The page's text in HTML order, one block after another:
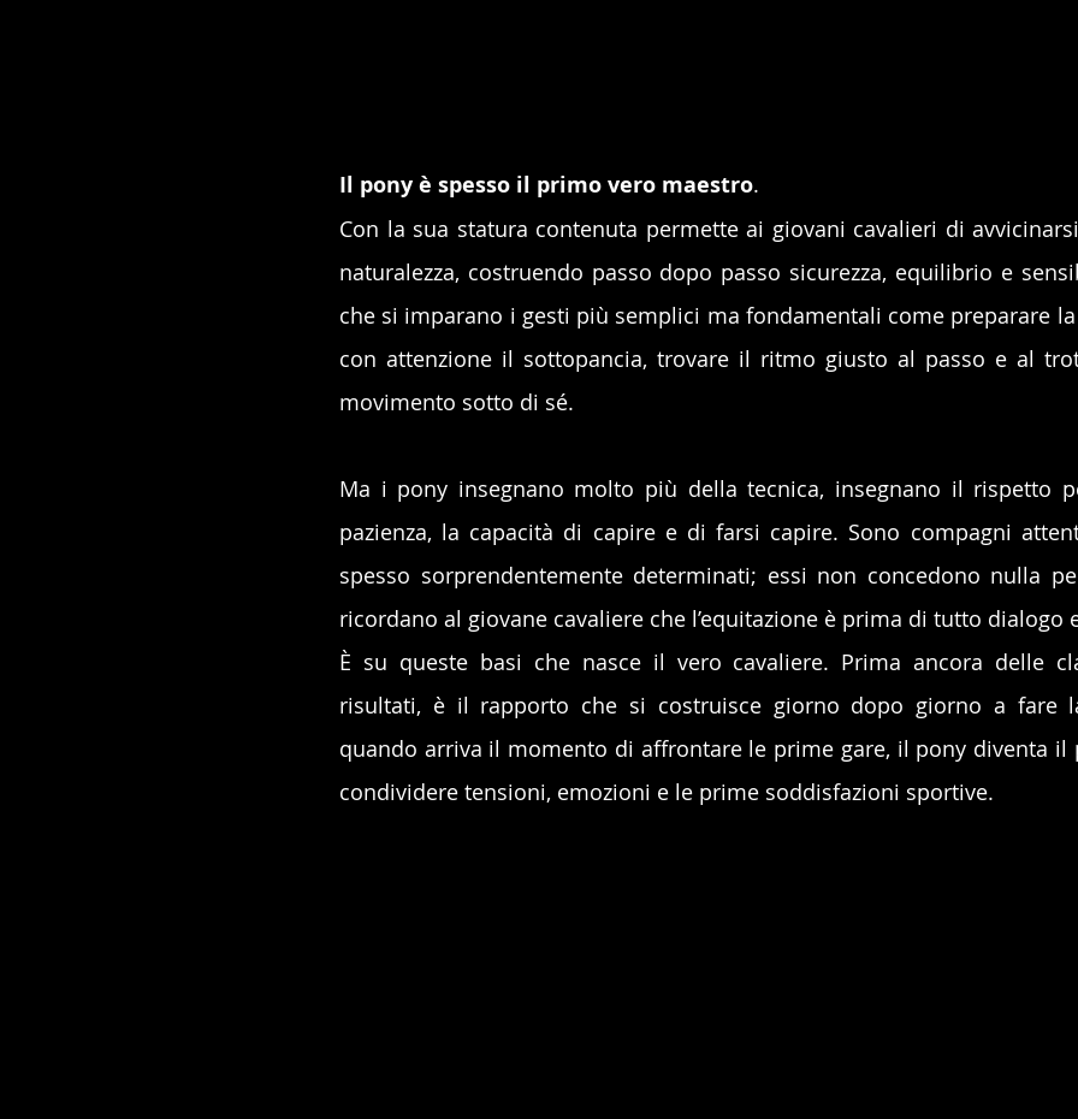
Il pony è spesso il primo vero maestro.
Con la sua statura contenuta permette ai giovani cavalieri di
naturalezza, costruendo passo dopo passo sicurezza, equilibrio e
che si imparano i gesti più semplici ma fondamentali come preparare
con attenzione il sottopancia, trovare il ritmo giusto al passo e al
movimento sotto di sé.
Ma i pony insegnano molto più della tecnica, insegnano il rispetto
pazienza, la capacità di capire e di farsi capire. Sono compagni
spesso sorprendentemente determinati; essi non concedono nulla
ricordano al giovane cavaliere che l’equitazione è prima di tutto dialogo
È su queste basi che nasce il vero cavaliere. Prima ancora delle
risultati, è il rapporto che si costruisce giorno dopo giorno a fare
quando arriva il momento di affrontare le prime gare, il pony diventa il
condividere tensioni, emozioni e le prime soddisfazioni sportive.